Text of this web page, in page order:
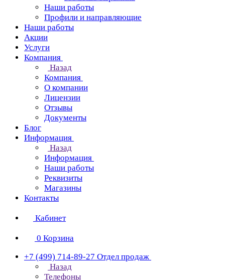
Наши работы
Профили и направляющие
Наши работы
Акции
Услуги
Компания
Назад
Компания
О компании
Лицензии
Отзывы
Документы
Блог
Информация
Назад
Информация
Наши работы
Реквизиты
Магазины
Контакты
Кабинет
0 Корзина
+7 (499) 714-89-27 Отдел продаж
Назад
Телефоны